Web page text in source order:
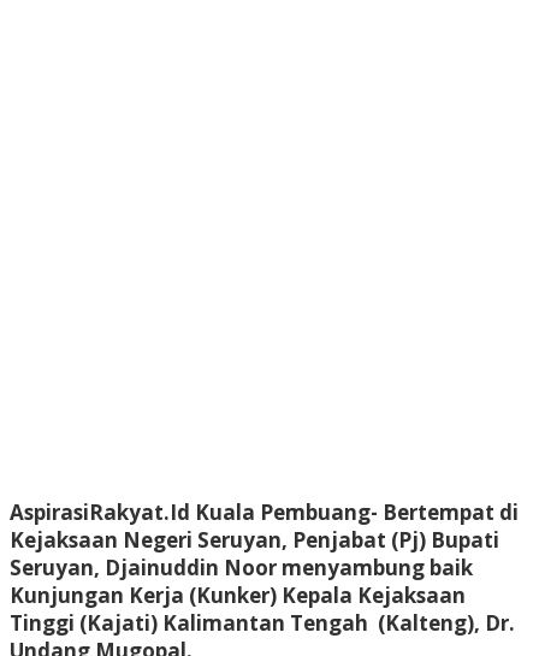
AspirasiRakyat.Id Kuala Pembuang- Bertempat di
Kejaksaan Negeri Seruyan, Penjabat (Pj) Bupati
Seruyan, Djainuddin Noor menyambung baik
Kunjungan Kerja (Kunker) Kepala Kejaksaan
Tinggi (Kajati) Kalimantan Tengah (Kalteng), Dr.
Undang Mugopal.